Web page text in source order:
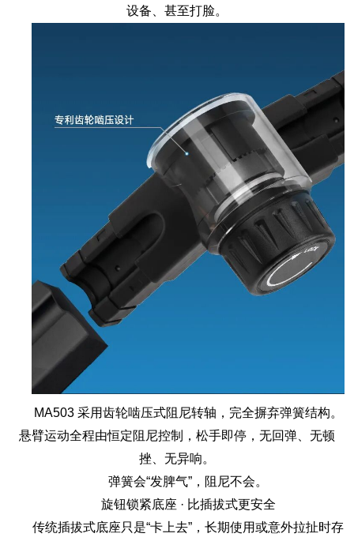
设备、甚至打脸。
MA503 采用齿轮啮压式阻尼转轴，完全摒弃弹簧结构。
悬臂运动全程由恒定阻尼控制，松手即停，无回弹、无顿
挫、无异响。
弹簧会“发脾气”，阻尼不会。
旋钮锁紧底座 · 比插拔式更安全
传统插拔式底座只是“卡上去”，长期使用或意外拉扯时存